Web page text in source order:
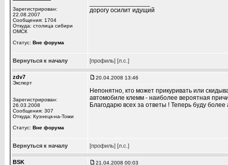
Зарегистрирован:
22.08.2007
Сообщения: 1704
Откуда: столица сибири
ОМСК
Статус: Вне форума
дорогу осилит идущий
Вернуться к началу [профиль] [л.с.]
zdv7
Эксперт
Зарегистрирован:
26.03.2008
Сообщения: 307
Откуда: Кузнецк-на-Томи
Статус: Вне форума
20.04.2008 13:46
Непонятно, кто может прикуривать или
автомобиле клемм - наиболее вероятная
Благодарю всех за ответы ! Теперь буду
Вернуться к началу [профиль] [л.с.]
BSK 21.04.2008 00:03